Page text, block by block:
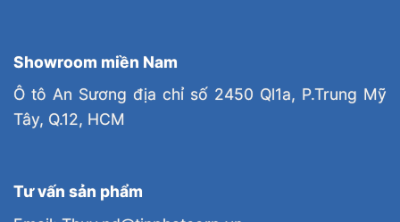
Showroom miền Nam
Ô tô An Sương địa chỉ số 2450 Ql1a, P.Trung Mỹ
Tây, Q.12, HCM
Tư vấn sản phẩm